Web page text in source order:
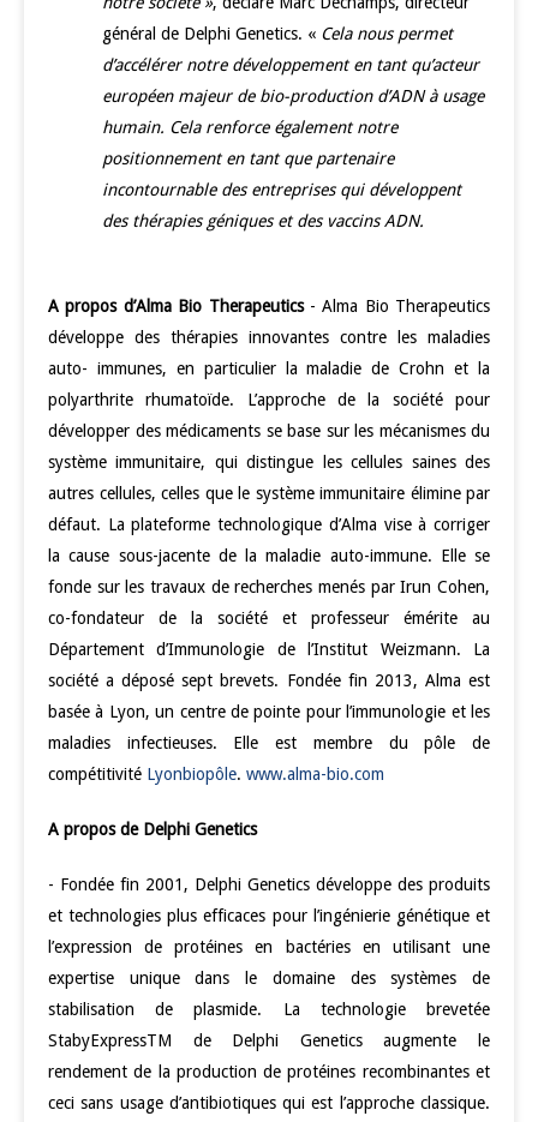
général de Delphi Genetics. « Cela nous permet
d’accélérer notre développement en tant qu’acteur
européen majeur de bio-production d’ADN à usage
humain. Cela renforce également notre
positionnement en tant que partenaire
incontournable des entreprises qui développent
des thérapies géniques et des vaccins ADN.
A propos d’Alma Bio Therapeutics- Alma Bio Therapeutics
développe des thérapies innovantes contre les maladies
auto- immunes, en particulier la maladie de Crohn et la
polyarthrite rhumatoïde. L’approche de la société pour
développer des médicaments se base sur les mécanismes du
système immunitaire, qui distingue les cellules saines des
autres cellules, celles que le système immunitaire élimine par
défaut. La plateforme technologique d’Alma vise à corriger
la cause sous-jacente de la maladie auto-immune. Elle se
fonde sur les travaux de recherches menés par Irun Cohen,
co-fondateur de la société et professeur émérite au
Département d’Immunologie de l’Institut Weizmann. La
société a déposé sept brevets. Fondée fin 2013, Alma est
basée à Lyon, un centre de pointe pour l’immunologie et les
maladies infectieuses. Elle est membre du pôle de
compétitivité Lyonbiopôle. www.alma-bio.com
A propos de Delphi Genetics
- Fondée fin 2001, Delphi Genetics développe des produits
et technologies plus efficaces pour l’ingénierie génétique et
l’expression de protéines en bactéries en utilisant une
expertise unique dans le domaine des systèmes de
stabilisation de plasmide. La technologie brevetée
StabyExpressTM de Delphi Genetics augmente le
rendement de la production de protéines recombinantes et
ceci sans usage d’antibiotiques qui est l’approche classique.